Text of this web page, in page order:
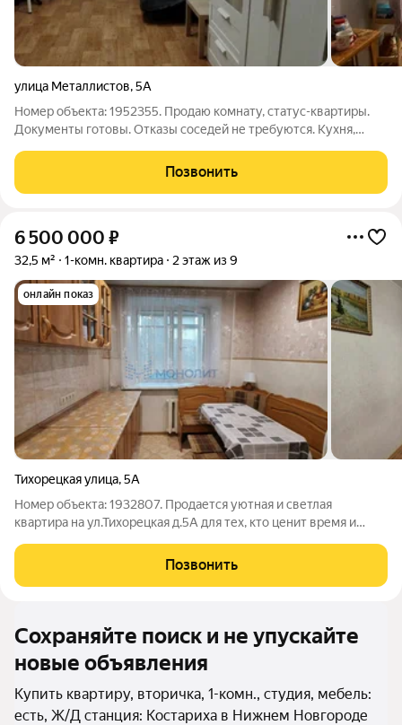
улица Металлистов,5А
Номер объекта: 1952355. Продаю комнату, статус-квартиры.
Документы готовы. Отказы соседей не требуются. Кухня,
документально). Во второй комнате никто не живёт. Во дворе
детская площадка. До
Позвонить
6 500 000 ₽
32,5 м² 1-комн. квартира 2 этаж из 9
онлайн показ
Тихорецкая улица,5А
Номер объекта: 1932807. Продается уютная и светлая
квартира на ул.Тихорецкая д.5А для тех, кто ценит время и
кирпичного дома. Это идеальное предложение для молодых
людей, студентов и инвесторов.
Позвонить
Сохраняйте поиск и не упускайте
новые объявления
Купить квартиру, вторичка, 1-комн., студия, мебель:
есть, Ж/Д станция: Костариха в Нижнем Новгороде